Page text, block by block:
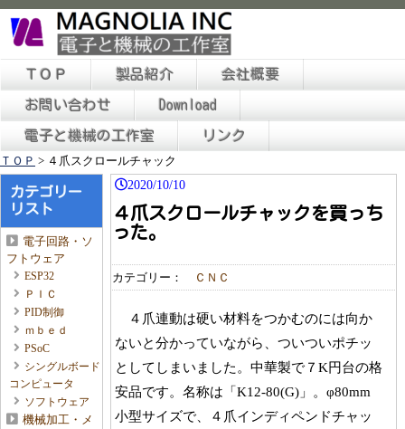
ＴＯＰ 製品紹介 会社概要
お問い合わせ Download
電子と機械の工作室 リンク
ＴＯＰ > ４爪スクロールチャック
カテゴリー
リスト
電子回路・ソ
フトウェア
ESP32
ＰＩＣ
PID制御
ｍｂｅｄ
PSoC
シングルボード
コンピュータ
ソフトウェア
機械加工・メ
2020/10/10
４爪スクロールチャックを買っち
った。
カテゴリー： ＣＮＣ
４爪連動は硬い材料をつかむのには向か
ないと分かっていながら、ついついポチッ
としてしまいました。中華製で７K円台の格
安品です。名称は「K12-80(G)」。φ80mm
小型サイズで、４爪インディペンドチャッ